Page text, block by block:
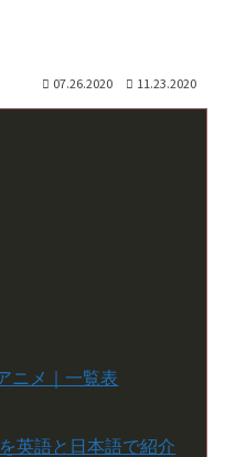
07.26.2020 11.23.2020
ニメ｜一覧表
英語と日本語で紹介